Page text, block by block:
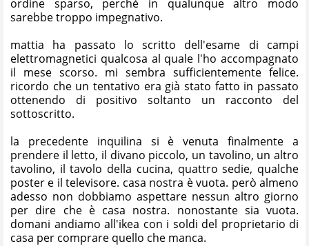
ordine sparso, perchè in qualunque altro modo
sarebbe troppo impegnativo.
mattia ha passato lo scritto dell'esame di campi
elettromagnetici qualcosa al quale l'ho accompagnato
il mese scorso. mi sembra sufficientemente felice.
ricordo che un tentativo era già stato fatto in passato
ottenendo di positivo soltanto un racconto del
sottoscritto.
la precedente inquilina si è venuta finalmente a
prendere il letto, il divano piccolo, un tavolino, un altro
tavolino, il tavolo della cucina, quattro sedie, qualche
poster e il televisore. casa nostra è vuota. però almeno
adesso non dobbiamo aspettare nessun altro giorno
per dire che è casa nostra. nonostante sia vuota.
domani andiamo all'ikea con i soldi del proprietario di
casa per comprare quello che manca.